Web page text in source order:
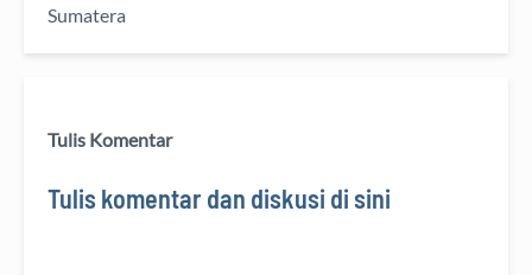
Sumatera
Tulis Komentar
Tulis komentar dan diskusi di sini